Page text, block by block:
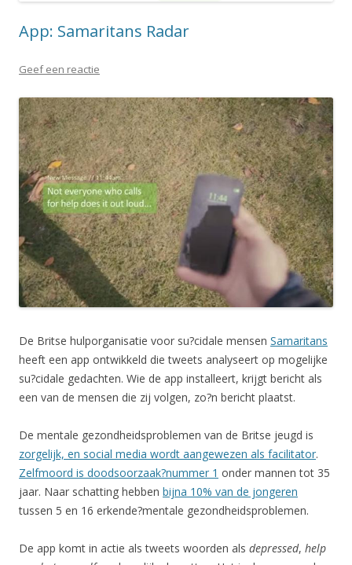
App: Samaritans Radar
Geef een reactie
De Britse hulporganisatie voor su?cidale mensen Samaritans
heeft een app ontwikkeld die tweets analyseert op mogelijke
su?cidale gedachten. Wie de app installeert, krijgt bericht als
een van de mensen die zij volgen, zo?n bericht plaatst.
De mentale gezondheidsproblemen van de Britse jeugd is
zorgelijk, en social media wordt aangewezen als facilitator.
Zelfmoord is doodsoorzaak?nummer 1 onder mannen tot 35
jaar. Naar schatting hebben bijna 10% van de jongeren
tussen 5 en 16 erkende?mentale gezondheidsproblemen.
De app komt in actie als tweets woorden als depressed, help